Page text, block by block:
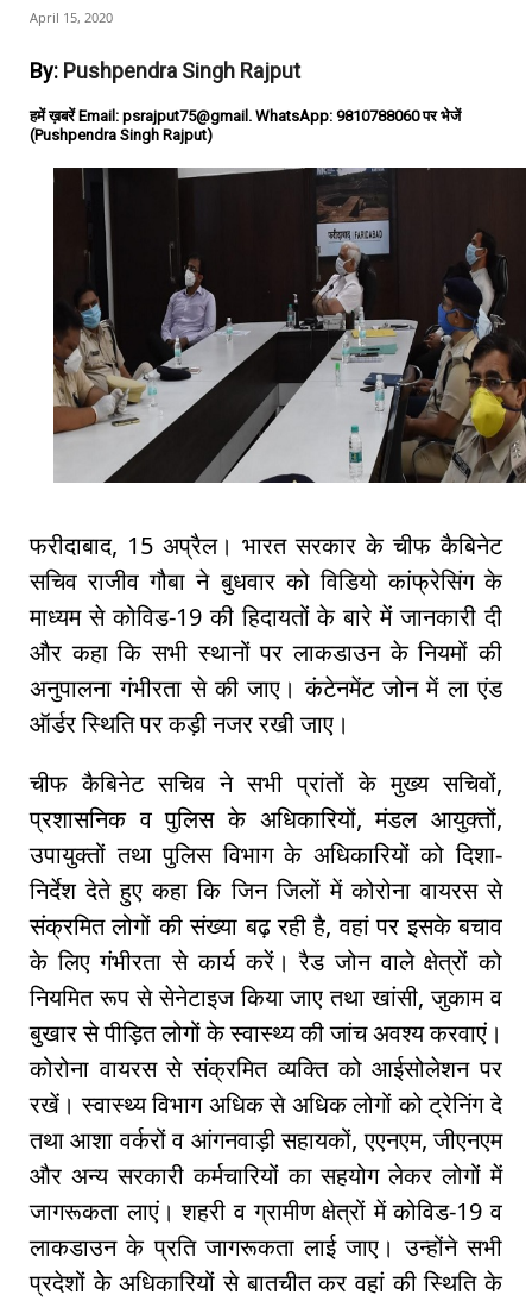
April 15, 2020
By: Pushpendra Singh Rajput
हमें ख़बरें Email: psrajput75@gmail. WhatsApp: 9810788060 पर भेजें
(Pushpendra Singh Rajput)
फरीदाबाद, 15 अप्रैल। भारत सरकार के चीफ कैबिनेट
सचिव राजीव गौबा ने बुधवार को विडियो कांफ्रेसिंग के
माध्यम से कोविड-19 की हिदायतों के बारे में जानकारी दी
और कहा कि सभी स्थानों पर लाकडाउन के नियमों की
अनुपालना गंभीरता से की जाए। कंटेनमेंट जोन में ला एंड
ऑर्डर स्थिति पर कड़ी नजर रखी जाए।
चीफ कैबिनेट सचिव ने सभी प्रांतों के मुख्य सचिवों,
प्रशासनिक व पुलिस के अधिकारियों, मंडल आयुक्तों,
उपायुक्तों तथा पुलिस विभाग के अधिकारियों को दिशा-
निर्देश देते हुए कहा कि जिन जिलों में कोरोना वायरस से
संक्रमित लोगों की संख्या बढ़ रही है, वहां पर इसके बचाव
के लिए गंभीरता से कार्य करें। रैड जोन वाले क्षेत्रों को
नियमित रूप से सेनेटाइज किया जाए तथा खांसी, जुकाम व
बुखार से पीड़ित लोगों के स्वास्थ्य की जांच अवश्य करवाएं।
कोरोना वायरस से संक्रमित व्यक्ति को आईसोलेशन पर
रखें। स्वास्थ्य विभाग अधिक से अधिक लोगों को ट्रेनिंग दे
तथा आशा वर्करों व आंगनवाड़ी सहायकों, एएनएम, जीएनएम
और अन्य सरकारी कर्मचारियों का सहयोग लेकर लोगों में
जागरूकता लाएं। शहरी व ग्रामीण क्षेत्रों में कोविड-19 व
लाकडाउन के प्रति जागरूकता लाई जाए। उन्होंने सभी
प्रदेशों केे अधिकारियों से बातचीत कर वहां की स्थिति के